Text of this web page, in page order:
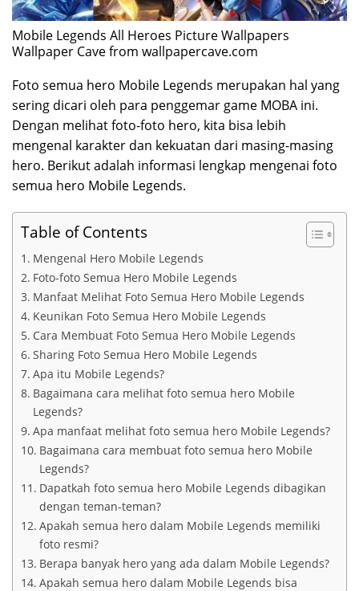
Mobile Legends All Heroes Picture Wallpapers
Wallpaper Cave from wallpapercave.com
Foto semua hero Mobile Legends merupakan hal yang
sering dicari oleh para penggemar game MOBA ini.
Dengan melihat foto-foto hero, kita bisa lebih
mengenal karakter dan kekuatan dari masing-masing
hero. Berikut adalah informasi lengkap mengenai foto
semua hero Mobile Legends.
Table of Contents
Mengenal Hero Mobile Legends
Foto-foto Semua Hero Mobile Legends
Manfaat Melihat Foto Semua Hero Mobile Legends
Keunikan Foto Semua Hero Mobile Legends
Cara Membuat Foto Semua Hero Mobile Legends
Sharing Foto Semua Hero Mobile Legends
Apa itu Mobile Legends?
Bagaimana cara melihat foto semua hero Mobile
Legends?
Apa manfaat melihat foto semua hero Mobile Legends?
Bagaimana cara membuat foto semua hero Mobile
Legends?
Dapatkah foto semua hero Mobile Legends dibagikan
dengan teman-teman?
Apakah semua hero dalam Mobile Legends memiliki
foto resmi?
Berapa banyak hero yang ada dalam Mobile Legends?
Apakah semua hero dalam Mobile Legends bisa